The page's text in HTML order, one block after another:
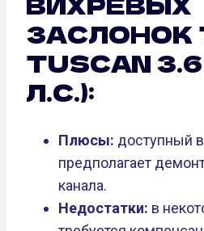
ЗАСЛОНОК
TUSCAN
Л.С.):
Плюсы: доступный
предполагает
канала.
Недостатки: в